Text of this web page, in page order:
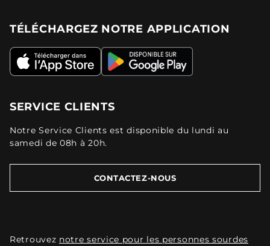
TÉLÉCHARGEZ NOTRE APPLICATION
SERVICE CLIENTS
Notre Service Clients est disponible du lundi au
samedi de 08h à 20h.
CONTACTEZ-NOUS
Retrouvez notre service pour les personnes sourdes